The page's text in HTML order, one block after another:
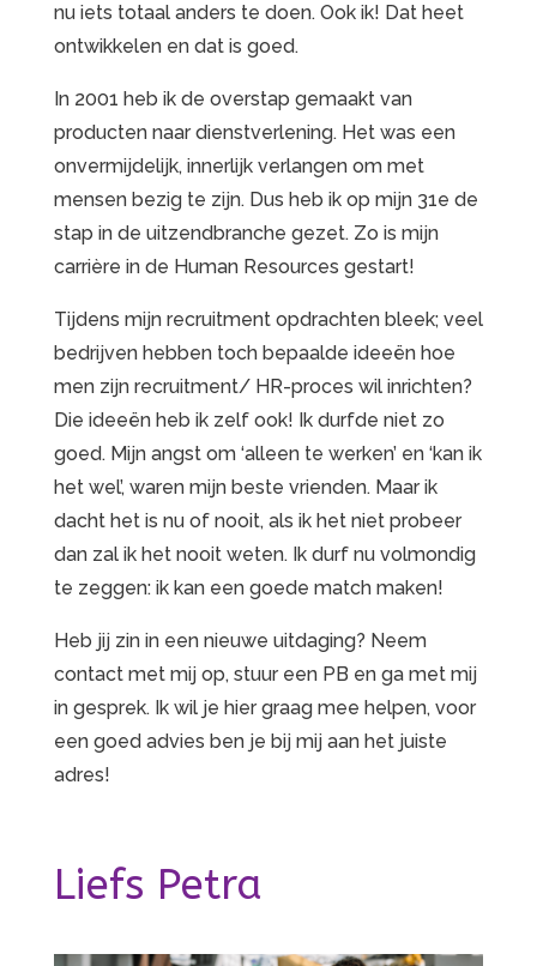
nu iets totaal anders te doen. Ook ik! Dat heet
ontwikkelen en dat is goed.
In 2001 heb ik de overstap gemaakt van
producten naar dienstverlening. Het was een
onvermijdelijk, innerlijk verlangen om met
mensen bezig te zijn. Dus heb ik op mijn 31e de
stap in de uitzendbranche gezet. Zo is mijn
carrière in de Human Resources gestart!
Tijdens mijn recruitment opdrachten bleek; veel
bedrijven hebben toch bepaalde ideeën hoe
men zijn recruitment/ HR-proces wil inrichten?
Die ideeën heb ik zelf ook! Ik durfde niet zo
goed. Mijn angst om ‘alleen te werken’ en ‘kan ik
het wel’, waren mijn beste vrienden. Maar ik
dacht het is nu of nooit, als ik het niet probeer
dan zal ik het nooit weten. Ik durf nu volmondig
te zeggen: ik kan een goede match maken!
Heb jij zin in een nieuwe uitdaging? Neem
contact met mij op, stuur een PB en ga met mij
in gesprek. Ik wil je hier graag mee helpen, voor
een goed advies ben je bij mij aan het juiste
adres!
Liefs Petra